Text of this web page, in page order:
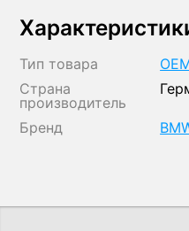
Тип товара
Страна
производитель
Бренд